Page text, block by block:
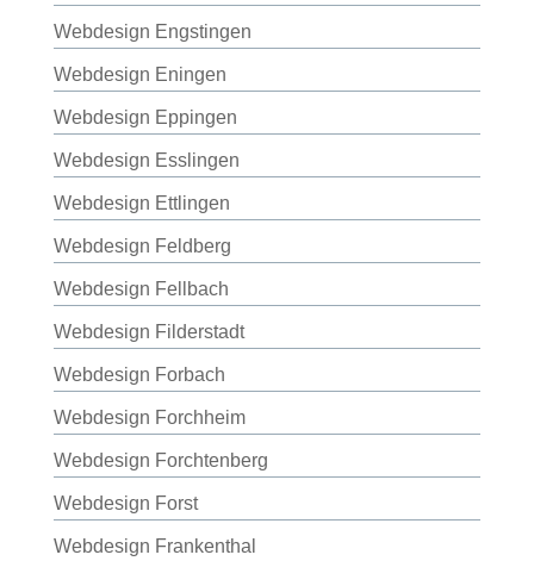
Webdesign Engstingen
Webdesign Eningen
Webdesign Eppingen
Webdesign Esslingen
Webdesign Ettlingen
Webdesign Feldberg
Webdesign Fellbach
Webdesign Filderstadt
Webdesign Forbach
Webdesign Forchheim
Webdesign Forchtenberg
Webdesign Forst
Webdesign Frankenthal